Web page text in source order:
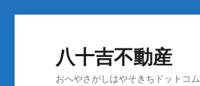
八十吉不動産
おへやさがしはやそきちドットコム